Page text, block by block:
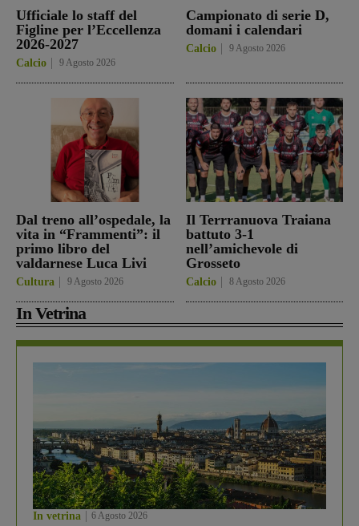
Ufficiale lo staff del
Figline per l’Eccellenza
2026-2027
Calcio 9 Agosto 2026
Campionato di serie D,
domani i calendari
Calcio 9 Agosto 2026
Dal treno all’ospedale, la
vita in “Frammenti”: il
primo libro del
valdarnese Luca Livi
Cultura 9 Agosto 2026
Il Terrranuova Traiana
battuto 3-1
nell’amichevole di
Grosseto
Calcio 8 Agosto 2026
In Vetrina
In vetrina 6 Agosto 2026